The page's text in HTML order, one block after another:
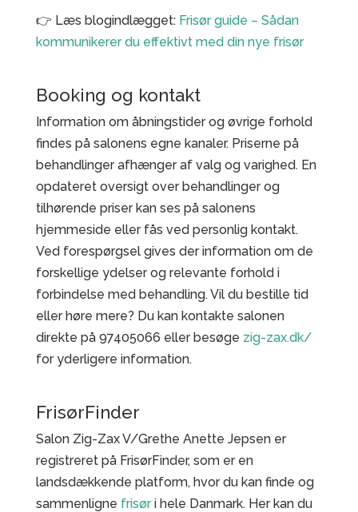
👉 Læs blogindlægget: Frisør guide – Sådan
kommunikerer du effektivt med din nye frisør
Booking og kontakt
Information om åbningstider og øvrige forhold
findes på salonens egne kanaler. Priserne på
behandlinger afhænger af valg og varighed. En
opdateret oversigt over behandlinger og
tilhørende priser kan ses på salonens
hjemmeside eller fås ved personlig kontakt.
Ved forespørgsel gives der information om de
forskellige ydelser og relevante forhold i
forbindelse med behandling. Vil du bestille tid
eller høre mere? Du kan kontakte salonen
direkte på 97405066 eller besøge zig-zax.dk/
for yderligere information.
FrisørFinder
Salon Zig-Zax V/Grethe Anette Jepsen er
registreret på FrisørFinder, som er en
landsdækkende platform, hvor du kan finde og
sammenligne frisøri hele Danmark. Her kan du